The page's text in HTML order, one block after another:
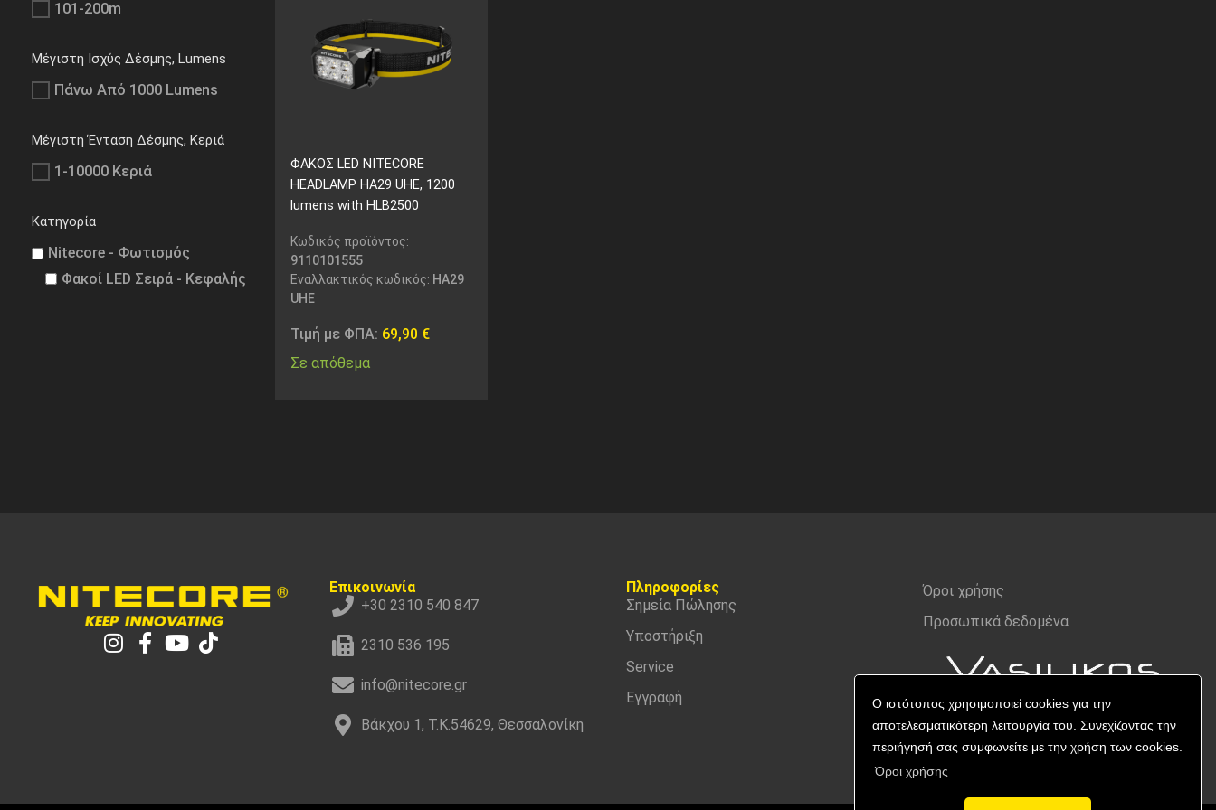
Ο ιστότοπος χρησιμοποιεί cookies για την
αποτελεσματικότερη λειτουργία του. Συνεχίζοντας την
περιήγησή σας συμφωνείτε με την χρήση των cookies.
Όροι χρήσης
ΦΑΚΟΣ LED NITECORE
HEADLAMP HA29 UHE, 1200
lumens with HLB2500
Κωδικός προϊόντος:
9110101555
Εναλλακτικός κωδικός: HA29
UHE
Τιμή με ΦΠΑ: 69,90 €
Σε απόθεμα
101-200m
Μέγιστη Ισχύς Δέσμης, Lumens
Πάνω Από 1000 Lumens
Μέγιστη Ένταση Δέσμης, Κεριά
1-10000 Κεριά
Κατηγορία
Nitecore - Φωτισμός
Φακοί LED Σειρά - Κεφαλής
Επικοινωνία
+30 2310 540 847
2310 536 195
info@nitecore.gr
Βάκχου 1, Τ.Κ.54629, Θεσσαλονίκη
Πληροφορίες
Σημεία Πώλησης
Υποστήριξη
Service
Εγγραφή
Όροι χρήσης
Προσωπικά δεδομένα